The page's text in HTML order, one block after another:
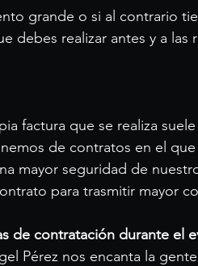
grande o si al contrario
debes realizar antes y a las
factura que se realiza
de contratos en el
mayor seguridad de
para trasmitir mayor
de contratación durante el
Pérez nos encanta la